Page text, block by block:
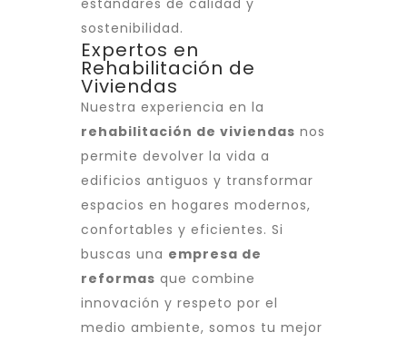
estándares de calidad y
sostenibilidad.
Expertos en
Rehabilitación de
Viviendas
Nuestra experiencia en la
rehabilitación de viviendas nos
permite devolver la vida a
edificios antiguos y transformar
espacios en hogares modernos,
confortables y eficientes. Si
buscas una empresa de
reformas que combine
innovación y respeto por el
medio ambiente, somos tu mejor